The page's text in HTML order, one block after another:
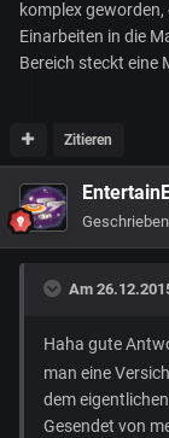
komplex
Einarbeiten in die
Bereich steckt eine
Zitieren
Geschrieben
Am
Haha gute
man eine
dem
Gesendet von